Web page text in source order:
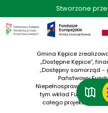
Stworzone
Gmina Kępice
„Dostępne Kępice”,
„Dostępny samorząd -
Państwowy
Niepełnosprawnych.
tym wkład Funduszy
całego projektu